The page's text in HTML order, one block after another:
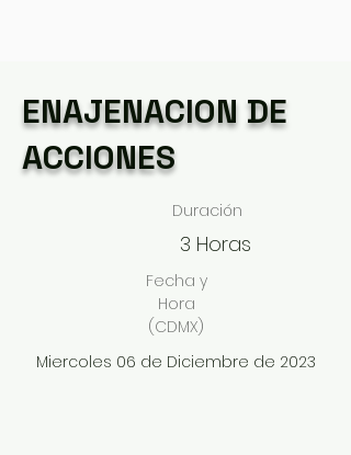
ENAJENACION DE
ACCIONES
Duración
3 Horas
Fecha y
Hora
(CDMX)
Miercoles 06 de Diciembre de 2023